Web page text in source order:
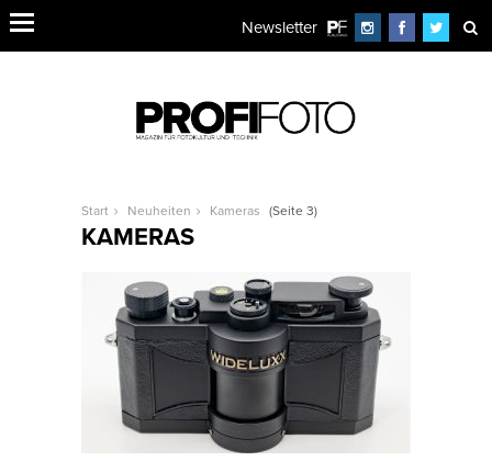
Newsletter
Start Neuheiten Kameras (Seite 3)
KAMERAS